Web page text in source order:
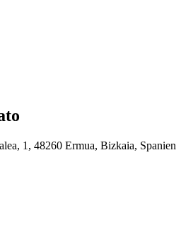
1, 48260 Ermua, Bizkaia, Spanien